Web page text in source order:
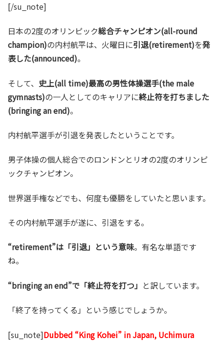
[/su_note]
日本の2度のオリンピック総合チャンピオン(all-round
champion)の内村航平は、火曜日に引退(retirement)を発
表した(announced)。
そして、 史上(all time)最高の男性体操選手(the male
gymnasts)の一人としてのキャリアに終止符を打ちました
(bringing an end)。
内村航平選手が引退を発表したということです。
男子体操の個人総合でのロンドンとリオの2度のオリンピ
ックチャンピオン。
世界選手権などでも、何度も優勝をしていたと思います。
その内村航平選手が遂に、引退をする。
“retirement”は「引退」という意味。有名な単語です
ね。
“bringing an end”で「終止符を打つ」 と訳しています。
「終了を持ってくる」という感じでしょうか。
[su_note]Dubbed “King Kohei” in Japan, Uchimura